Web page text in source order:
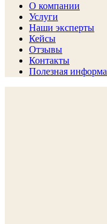
Агентство Бизнес
комплексные
О компании
Услуги
Наши эксперты
Кейсы
Отзывы
Контакты
Полезная